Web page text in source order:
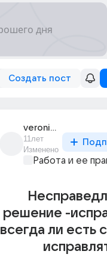
Создать пост
veronika_14202
11лет
Изменено
Работа и ее
решение -
всегда ли есть